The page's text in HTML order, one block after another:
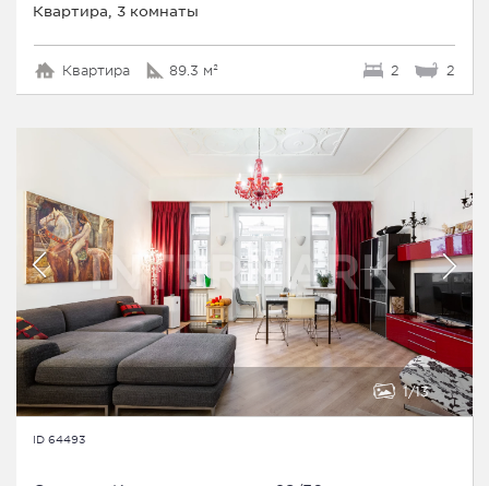
Квартира, 3 комнаты
Квартира 89.3 м² 2 2
1 13
ID 64493